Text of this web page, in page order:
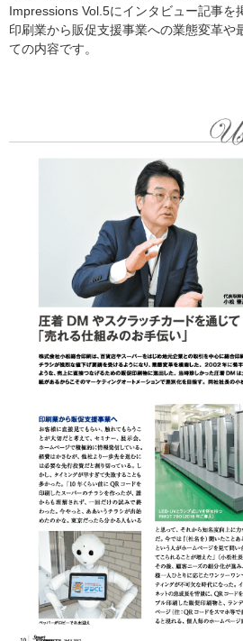
Impressions Vol.5にインタビュー記事を
印刷業から販促支援事業への業態変革や
ての内容です。